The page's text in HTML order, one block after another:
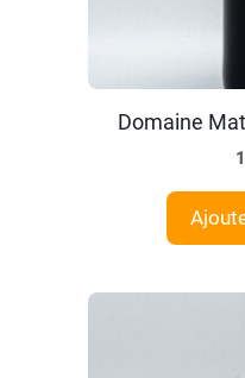
Domaine